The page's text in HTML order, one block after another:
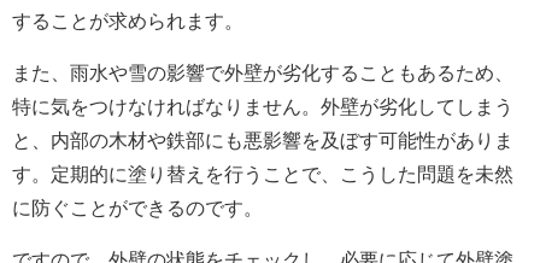
することが求められます。
また、雨水や雪の影響で外壁が劣化することもあるため、
特に気をつけなければなりません。外壁が劣化してしまう
と、内部の木材や鉄部にも悪影響を及ぼす可能性がありま
す。定期的に塗り替えを行うことで、こうした問題を未然
に防ぐことができるのです。